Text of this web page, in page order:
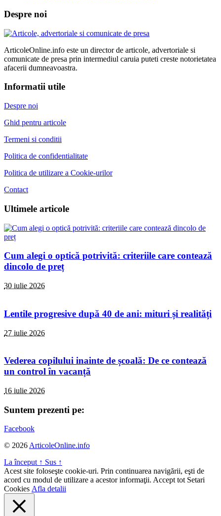
Despre noi
ArticoleOnline.info este un director de articole, advertoriale si
comunicate de presa prin intermediul caruia puteti creste notorietatea
afacerii dumneavoastra.
Informatii utile
Despre noi
Ghid pentru articole
Termeni si conditii
Politica de confidentialitate
Politica de utilizare a Cookie-urilor
Contact
Ultimele articole
Cum alegi o optică potrivită: criteriile care contează
dincolo de preț
30 iulie 2026
Lentile progresive după 40 de ani: mituri și realități
27 iulie 2026
Vederea copilului inainte de școală: De ce contează
un control în vacanță
16 iulie 2026
Suntem prezenti pe:
Facebook
© 2026 ArticoleOnline.info
La început ↑ Sus ↑
Acest site foloseşte cookie-uri. Prin continuarea navigării, eşti de
acord cu modul de utilizare a acestor informaţii. Accept tot Setari
Cookies Afla detalii